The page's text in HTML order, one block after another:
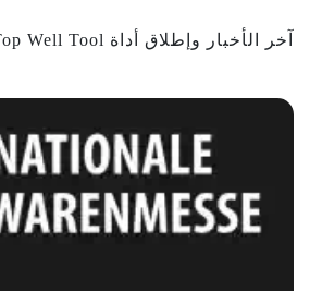
آخر الأخبار وإطلاق أداة Top Well Tool